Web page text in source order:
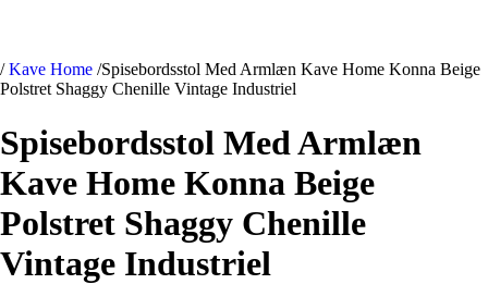
/ Kave Home /Spisebordsstol Med Armlæn Kave Home Konna Beige
Polstret Shaggy Chenille Vintage Industriel
Spisebordsstol Med Armlæn
Kave Home Konna Beige
Polstret Shaggy Chenille
Vintage Industriel